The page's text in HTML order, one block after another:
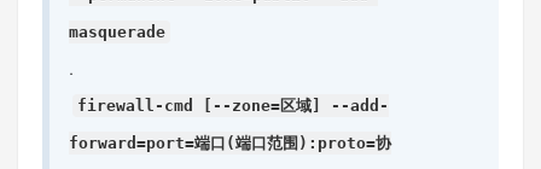
masquerade
.
firewall-cmd [--zone=区域] --add-
forward=port=端口(端口范围):proto=协